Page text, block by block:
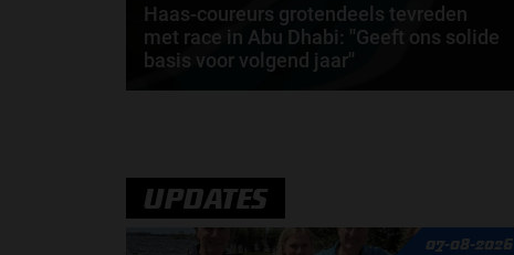
Haas-coureurs grotendeels tevreden
met race in Abu Dhabi: ''Geeft ons solide
basis voor volgend jaar''
doorAmber Buwalda
UPDATES
07-08-2026